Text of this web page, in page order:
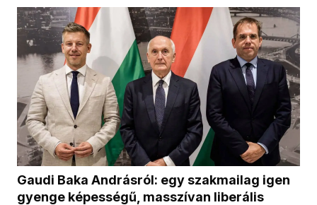
Gaudi Baka Andrásról: egy szakmailag igen
gyenge képességű, masszívan liberális